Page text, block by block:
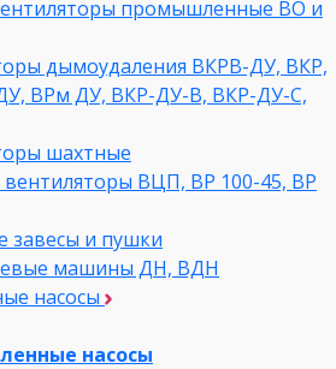
промышленные ВО и
дымоудаления ВКРВ-ДУ, ВКР,
ВРм ДУ, ВКР-ДУ-В, ВКР-ДУ-С,
шахтные
ВЦП, ВР 100-45, ВР
завесы и пушки
машины ДН, ВДН
насосы
насосы